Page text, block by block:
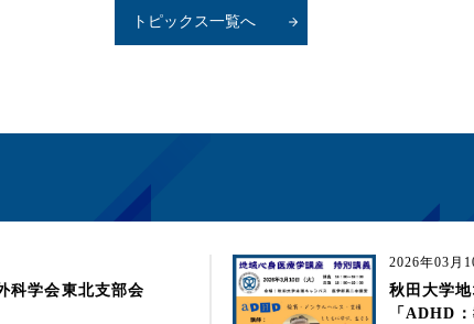
トピックス一覧へ
科学会東北支部会
2026年03月
秋田大学
「ADHD